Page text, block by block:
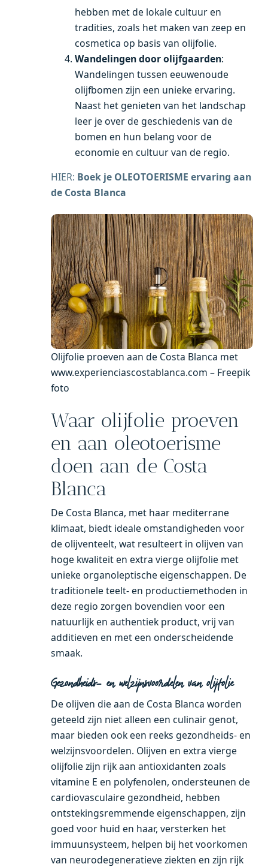
hebben met de lokale cultuur en
tradities, zoals het maken van zeep en
cosmetica op basis van olijfolie.
Wandelingen door olijfgaarden:
Wandelingen tussen eeuwenoude
olijfbomen zijn een unieke ervaring.
Naast het genieten van het landschap
leer je over de geschiedenis van de
bomen en hun belang voor de
economie en cultuur van de regio.
HIER: Boek je OLEOTOERISME ervaring aan
de Costa Blanca
Olijfolie proeven aan de Costa Blanca met
www.experienciascostablanca.com – Freepik
foto
Waar olijfolie proeven
en aan oleotoerisme
doen aan de Costa
Blanca
De Costa Blanca, met haar mediterrane
klimaat, biedt ideale omstandigheden voor
de olijventeelt, wat resulteert in olijven van
hoge kwaliteit en extra vierge olijfolie met
unieke organoleptische eigenschappen. De
traditionele teelt- en productiemethoden in
deze regio zorgen bovendien voor een
natuurlijk en authentiek product, vrij van
additieven en met een onderscheidende
smaak.
Gezondheids- en welzijnsvoordelen van olijfolie
De olijven die aan de Costa Blanca worden
geteeld zijn niet alleen een culinair genot,
maar bieden ook een reeks gezondheids- en
welzijnsvoordelen. Olijven en extra vierge
olijfolie zijn rijk aan antioxidanten zoals
vitamine E en polyfenolen, ondersteunen de
cardiovasculaire gezondheid, hebben
ontstekingsremmende eigenschappen, zijn
goed voor huid en haar, versterken het
immuunsysteem, helpen bij het voorkomen
van neurodegeneratieve ziekten en zijn rijk